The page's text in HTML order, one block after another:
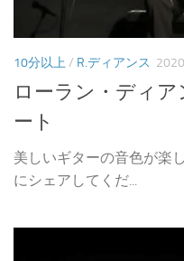
10分以上 / R.ディアンス
ローラン・ディ
ート
美しいギターの音色が楽
にシェアしてくだ...